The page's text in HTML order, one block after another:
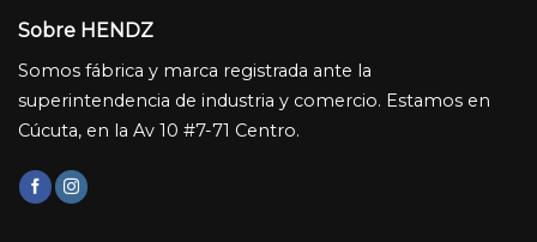
Sobre HENDZ
Somos fábrica y marca registrada ante la
superintendencia de industria y comercio. Estamos en
Cúcuta, en la Av 10 #7-71 Centro.